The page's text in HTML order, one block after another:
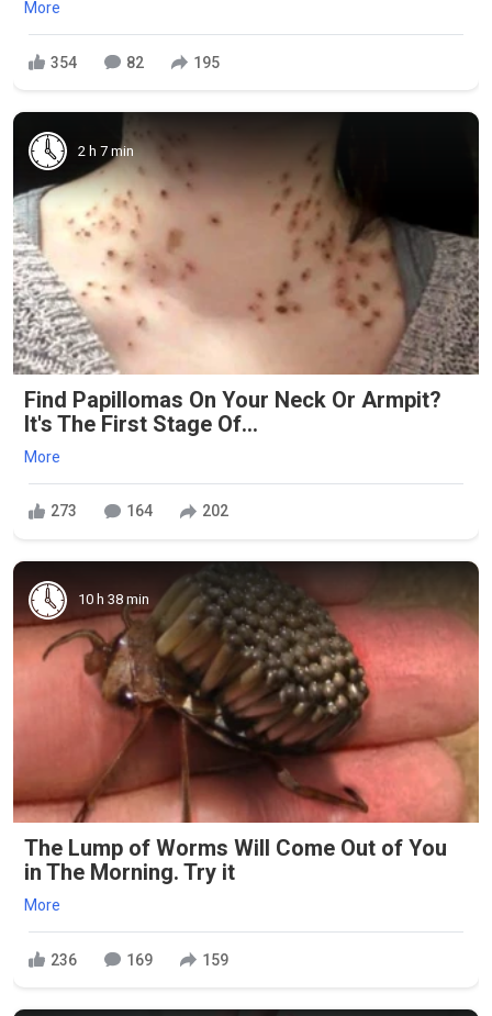
More
354 82 195
2 h 7 min
Find Papillomas On Your Neck Or Armpit?
It's The First Stage Of...
More
273 164 202
10 h 38 min
The Lump of Worms Will Come Out of You
in The Morning. Try it
More
236 169 159